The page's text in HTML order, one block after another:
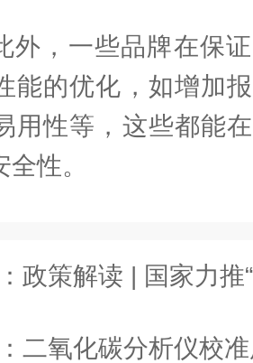
，一些品牌在保证
能的优化，如增加
用性等，这些都能
性。
政策解读 | 国家力推“人工智能+
二氧化碳分析仪校